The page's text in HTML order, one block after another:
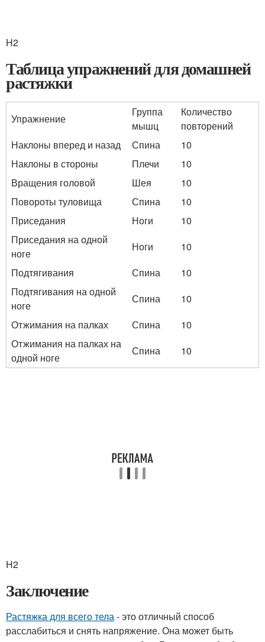
H2
Таблица упражнений для домашней
растяжки
Упражнение
Группа
мышц
Количество
повторений
Наклоны вперед и назад
Спина
10
Наклоны в стороны
Плечи
10
Вращения головой
Шея
10
Повороты туловища
Спина
10
Приседания
Ноги
10
Приседания на одной
ноге
Ноги
10
Подтягивания
Спина
10
Подтягивания на одной
ноге
Спина
10
Отжимания на палках
Спина
10
Отжимания на палках на
одной ноге
Спина 10
H2
Заключение
Растяжка для всего тела- это отличный способ
расслабиться и снять напряжение. Она может быть